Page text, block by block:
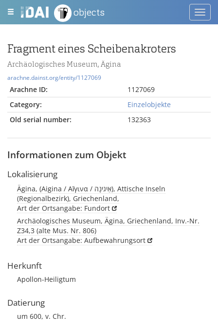
objects
Fragment eines Scheibenakroters
Archäologisches Museum, Ägina
arachne.dainst.org/entity/1127069
Arachne ID:
1127069
Category:
Einzelobjekte
Old serial number:
132363
Informationen zum Objekt
Lokalisierung
Ägina, (Aigina / Αἴγινα / אַיגינָה), Attische Inseln
(Regionalbezirk), Griechenland,
Art der Ortsangabe: Fundort
Archäologisches Museum, Ägina, Griechenland, Inv.-Nr.
Z34,3 (alte Mus. Nr. 806)
Art der Ortsangabe: Aufbewahrungsort
Herkunft
Apollon-Heiligtum
Datierung
um 600, v. Chr.